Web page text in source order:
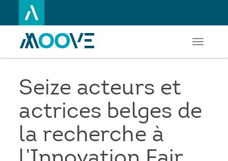
au
principal
Toggle
Seize acteurs et
actrices belges de
la recherche à